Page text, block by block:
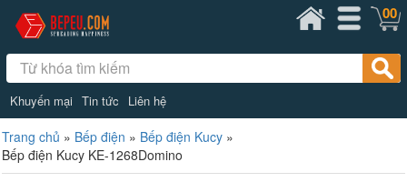
Khuyến mại Tin tức Liên hệ
00
Trang chủ » Bếp điện » Bếp điện Kucy »
Bếp điện Kucy KE-1268Domino